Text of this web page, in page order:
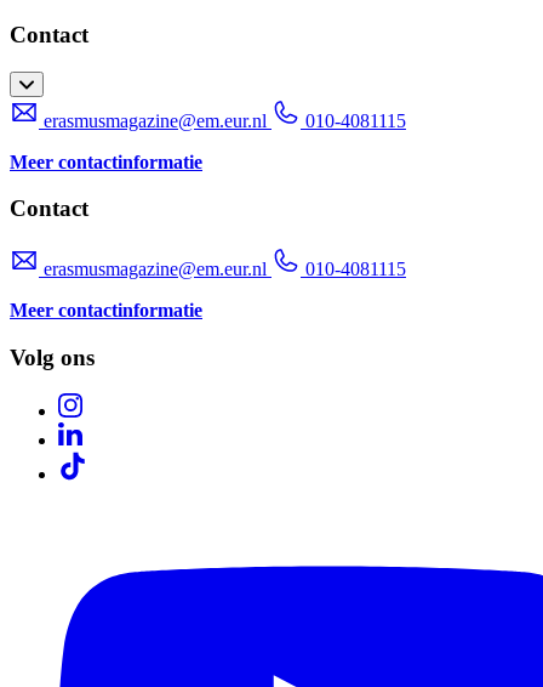
Contact
erasmusmagazine@em.eur.nl
010-4081115
Meer contactinformatie
Contact
erasmusmagazine@em.eur.nl
010-4081115
Meer contactinformatie
Volg ons